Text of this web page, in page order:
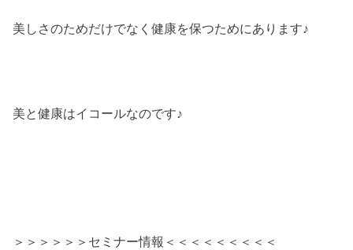
美しさのためだけでなく健康を保つためにあります♪
美と健康はイコールなのです♪
＞＞＞＞＞＞セミナー情報＜＜＜＜＜＜＜＜＜